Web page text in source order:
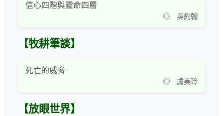
信心四階與靈命四層
◎ 吳約翰
【牧耕筆談】
死亡的威脅
◎ 盧美玲
【放眼世界】